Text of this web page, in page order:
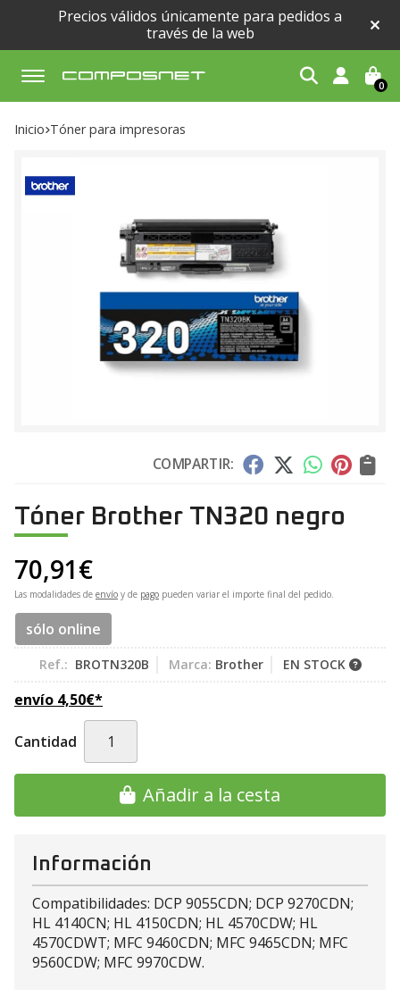
Precios válidos únicamente para pedidos a
través de la web
Buscar 0
Inicio tóner para impresoras
COMPARTIR:
Tóner Brother TN320 negro
70,91€
Las modalidades de envío y de pago pueden variar el importe final del pedido.
sólo online
Ref.: BROTN320B Marca: Brother EN STOCK
envío 4,50€*
Cantidad
Añadir a la cesta
Información
Compatibilidades: DCP 9055CDN; DCP 9270CDN;
HL 4140CN; HL 4150CDN; HL 4570CDW; HL
4570CDWT; MFC 9460CDN; MFC 9465CDN; MFC
9560CDW; MFC 9970CDW.